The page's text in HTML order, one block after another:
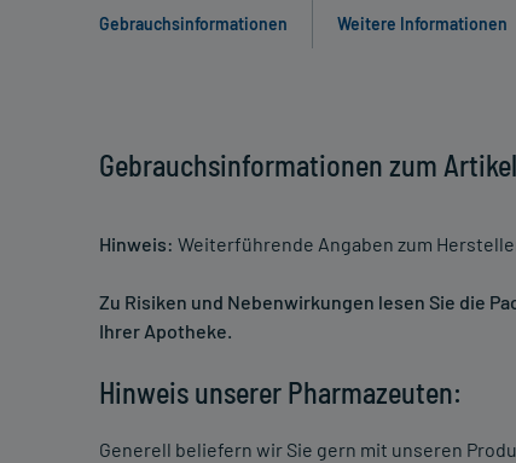
Gebrauchsinformationen Weitere Informationen
Gebrauchsinformationen zum Artikel
Hinweis: Weiterführende Angaben zum
Zu Risiken und Nebenwirkungen lesen Sie die
Ihrer Apotheke.
Hinweis unserer Pharmazeuten:
Generell beliefern wir Sie gern mit unseren